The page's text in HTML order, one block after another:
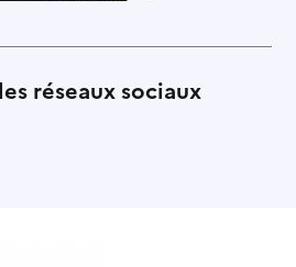
réseaux sociaux